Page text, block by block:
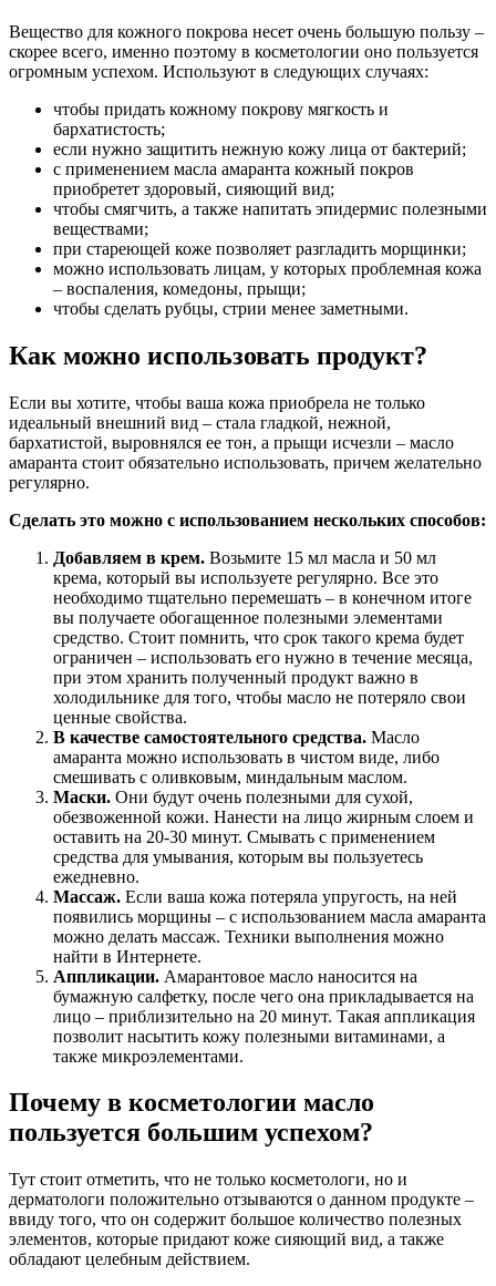
Вещество для кожного покрова несет очень большую пользу –
скорее всего, именно поэтому в косметологии оно пользуется
огромным успехом. Используют в следующих случаях:
чтобы придать кожному покрову мягкость и
бархатистость;
если нужно защитить нежную кожу лица от бактерий;
с применением масла амаранта кожный покров
приобретет здоровый, сияющий вид;
чтобы смягчить, а также напитать эпидермис полезными
веществами;
при стареющей коже позволяет разгладить морщинки;
можно использовать лицам, у которых проблемная кожа
– воспаления, комедоны, прыщи;
чтобы сделать рубцы, стрии менее заметными.
Как можно использовать продукт?
Если вы хотите, чтобы ваша кожа приобрела не только
идеальный внешний вид – стала гладкой, нежной,
бархатистой, выровнялся ее тон, а прыщи исчезли – масло
амаранта стоит обязательно использовать, причем желательно
регулярно.
Сделать это можно с использованием нескольких способов:
Добавляем в крем. Возьмите 15 мл масла и 50 мл
крема, который вы используете регулярно. Все это
необходимо тщательно перемешать – в конечном итоге
вы получаете обогащенное полезными элементами
средство. Стоит помнить, что срок такого крема будет
ограничен – использовать его нужно в течение месяца,
при этом хранить полученный продукт важно в
холодильнике для того, чтобы масло не потеряло свои
ценные свойства.
В качестве самостоятельного средства. Масло
амаранта можно использовать в чистом виде, либо
смешивать с оливковым, миндальным маслом.
Маски. Они будут очень полезными для сухой,
обезвоженной кожи. Нанести на лицо жирным слоем и
оставить на 20-30 минут. Смывать с применением
средства для умывания, которым вы пользуетесь
ежедневно.
Массаж. Если ваша кожа потеряла упругость, на ней
появились морщины – с использованием масла амаранта
можно делать массаж. Техники выполнения можно
найти в Интернете.
Аппликации. Амарантовое масло наносится на
бумажную салфетку, после чего она прикладывается на
лицо – приблизительно на 20 минут. Такая аппликация
позволит насытить кожу полезными витаминами, а
также микроэлементами.
Почему в косметологии масло
пользуется большим успехом?
Тут стоит отметить, что не только косметологи, но и
дерматологи положительно отзываются о данном продукте –
ввиду того, что он содержит большое количество полезных
элементов, которые придают коже сияющий вид, а также
обладают целебным действием.